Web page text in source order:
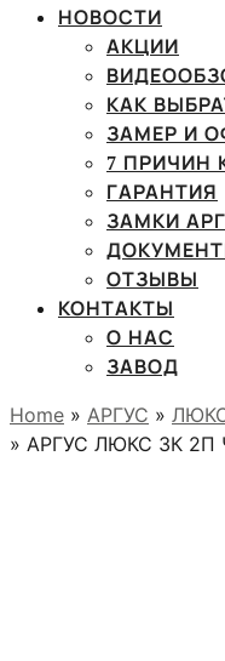
НОВОСТИ
АКЦИИ
КАК
ЗАМЕР И
7 ПРИЧИН
ГАРАНТИЯ
ЗАМКИ
ОТЗЫВЫ
КОНТАКТЫ
О НАС
ЗАВОД
Home » АРГУС »
» АРГУС ЛЮКС 3К 2П